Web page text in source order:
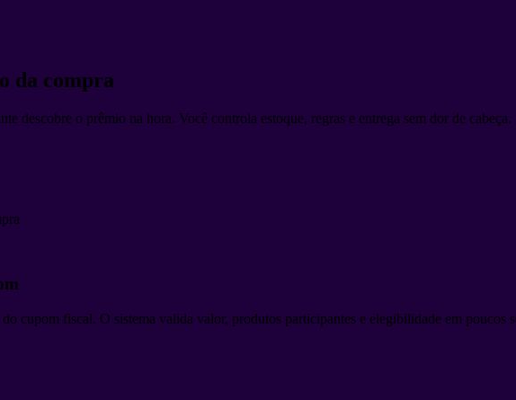
da compra
descobre o prêmio na hora. Você controla estoque, regras e entrega sem dor de cabeça.
cupom fiscal. O sistema valida valor, produtos participantes e elegibilidade em poucos